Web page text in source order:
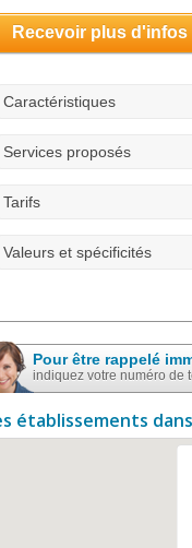
Recevoir plus d'infos
Caractéristiques
Services proposés
Tarifs
Valeurs et spécificités
Pour être rappelé
indiquez votre numéro de
établissements